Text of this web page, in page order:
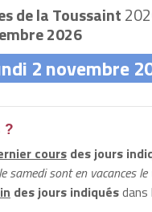
de la Toussaint
2026
2 novembre
?
cours des jours
sont en vacances
des jours indiquésdans